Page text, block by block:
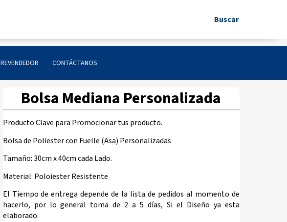
Buscar
REVENDEDOR CONTÁCTANOS
Bolsa Mediana Personalizada
Producto Clave para Promocionar tus producto.
Bolsa de Poliester con Fuelle (Asa) Personalizadas
Tamaño: 30cm x 40cm cada Lado.
Material: Poloiester Resistente
El Tiempo de entrega depende de la lista de pedidos al momento de
hacerlo, por lo general toma de 2 a 5 días, Si el Diseño ya esta
elaborado.